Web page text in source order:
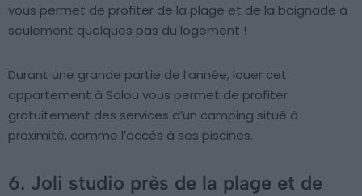
vous permet de profiter de la plage et de la baignade à
seulement quelques pas du logement !
Durant une grande partie de l’année, louer cet
appartement à Salou vous permet de profiter
gratuitement des services d’un camping situé à
proximité, comme l’accès à ses piscines.
6. Joli studio près de la plage et de